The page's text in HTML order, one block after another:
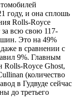
году, и она сплошь
Rolls-Royce
за всю свою 117-
Это на 49%
в сравнении с
9%. Главным
Rolls-Royce Ghost,
(количество
в Гудвуде сейчас
до третьего